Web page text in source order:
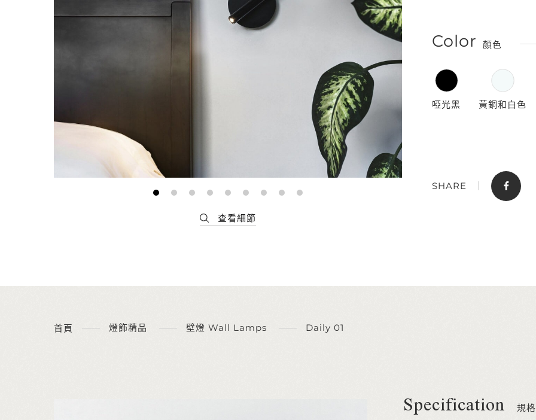
Color 顏色
啞光黑 黃銅和白色
SHARE
首頁 燈飾精品 壁燈 Wall Lamps Daily 01
Specification 規